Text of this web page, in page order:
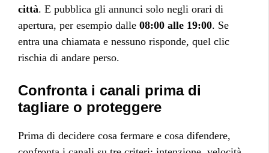
città. E pubblica gli annunci solo negli orari di
apertura, per esempio dalle 08:00 alle 19:00. Se
entra una chiamata e nessuno risponde, quel clic
rischia di andare perso.
Confronta i canali prima di
tagliare o proteggere
Prima di decidere cosa fermare e cosa difendere,